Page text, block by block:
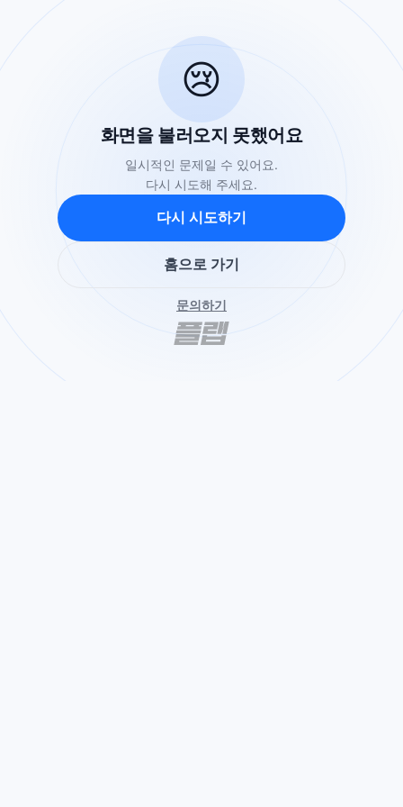
😢
화면을 불러오지 못했어요
일시적인 문제일 수 있어요.
다시 시도해 주세요.
다시 시도하기
홈으로 가기
문의하기